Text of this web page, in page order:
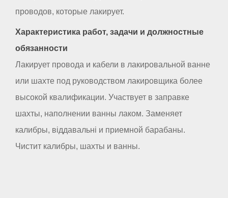
проводов, которые лакирует.
Характеристика работ, задачи и должностные
обязанности
Лакирует провода и кабели в лакировальной ванне
или шахте под руководством лакировщика более
высокой квалификации. Участвует в заправке
шахты, наполнении ванны лаком. Заменяет
калибры, віддавальні и приемной барабаны.
Чистит калибры, шахты и ванны.